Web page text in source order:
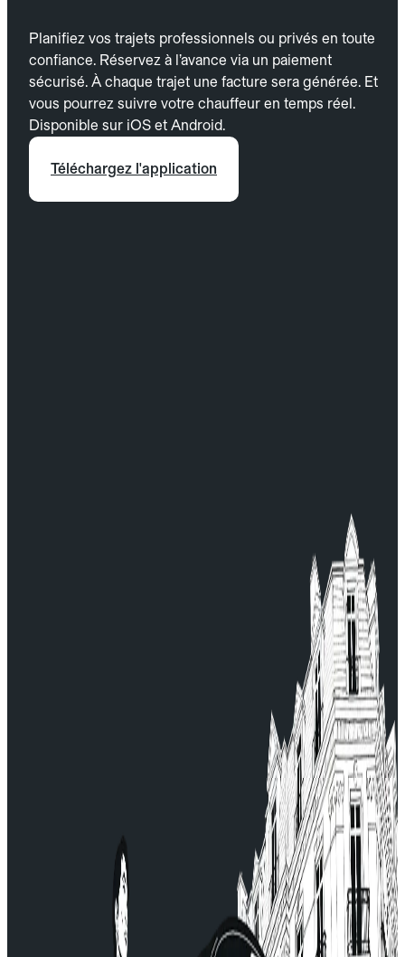
Planifiez vos trajets professionnels ou privés en toute
confiance. Réservez à l’avance via un paiement
sécurisé. À chaque trajet une facture sera générée. Et
vous pourrez suivre votre chauffeur en temps réel.
Disponible sur iOS et Android.
Téléchargez l'application